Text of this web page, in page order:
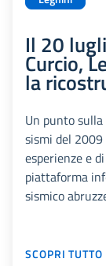
Il 20
Curcio,
la
Un punto
sismi del
esperienze e
piattaforma
sismico
SCOPRI TUTTO